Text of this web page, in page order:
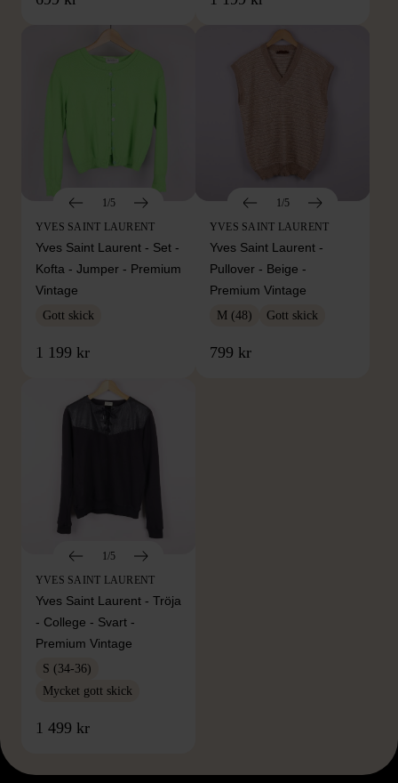
1/5
YVES SAINT LAURENT
Yves Saint Laurent - Set -
Kofta - Jumper - Premium
Vintage
Gott skick
1 199 kr
1/5
YVES SAINT LAURENT
Yves Saint Laurent -
Pullover - Beige -
Premium Vintage
M (48) Gott skick
799 kr
1/5
YVES SAINT LAURENT
Yves Saint Laurent - Tröja
- College - Svart -
Premium Vintage
S (34-36)
Mycket gott skick
1 499 kr